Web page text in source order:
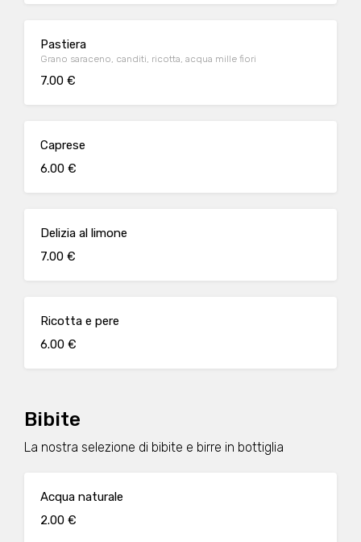
Pastiera
Grano saraceno, canditi, ricotta, acqua mille fiori
7.00 €
Caprese
6.00 €
Delizia al limone
7.00 €
Ricotta e pere
6.00 €
Bibite
La nostra selezione di bibite e birre in bottiglia
Acqua naturale
2.00 €